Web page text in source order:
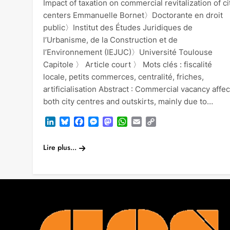
Impact of taxation on commercial revitalization of
centers Emmanuelle Bornet〉Doctorante en droit
public〉Institut des Études Juridiques de
l’Urbanisme, de la Construction et de
l’Environnement (IEJUC)〉Université Toulouse
Capitole 〉 Article court 〉 Mots clés : fiscalité
locale, petits commerces, centralité, friches,
artificialisation Abstract : Commercial vacancy
both city centres and outskirts, mainly due to…
LinkedInBlueskyFacebook
Messenger
Mastodon
WhatsApp
Email
Lire plus...